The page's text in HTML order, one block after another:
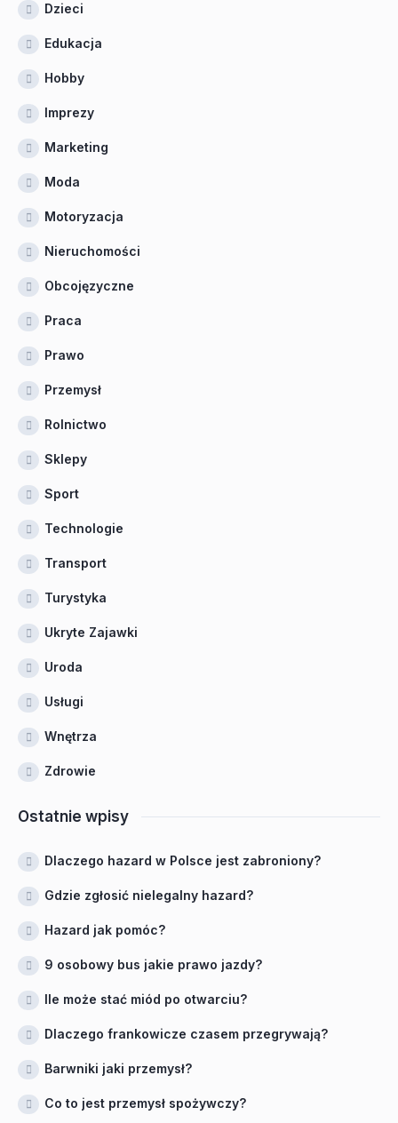
Dzieci
Edukacja
Hobby
Imprezy
Marketing
Moda
Motoryzacja
Nieruchomości
Obcojęzyczne
Praca
Prawo
Przemysł
Rolnictwo
Sklepy
Sport
Technologie
Transport
Turystyka
Ukryte Zajawki
Uroda
Usługi
Wnętrza
Zdrowie
Ostatnie wpisy
Dlaczego hazard w Polsce jest zabroniony?
Gdzie zgłosić nielegalny hazard?
Hazard jak pomóc?
9 osobowy bus jakie prawo jazdy?
Ile może stać miód po otwarciu?
Dlaczego frankowicze czasem przegrywają?
Barwniki jaki przemysł?
Co to jest przemysł spożywczy?